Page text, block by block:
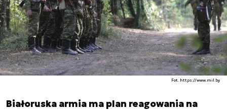
Fot. https://www.mil.by
Białoruska armia ma plan reagowania na